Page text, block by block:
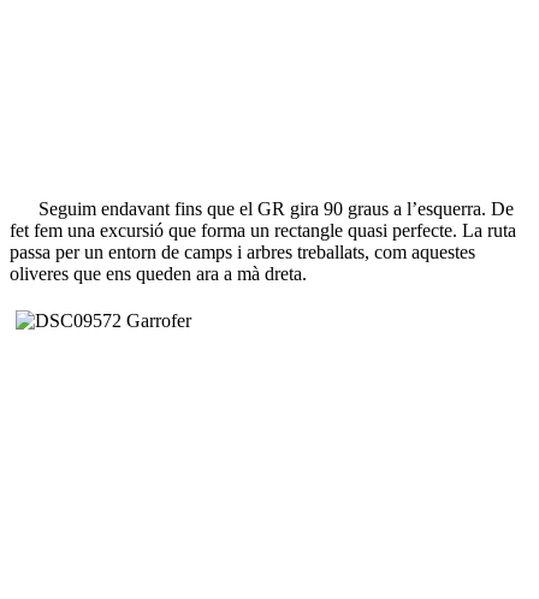
Seguim endavant fins que el GR gira 90 graus a l’esquerra. De
fet fem una excursió que forma un rectangle quasi perfecte. La ruta
passa per un entorn de camps i arbres treballats, com aquestes
oliveres que ens queden ara a mà dreta.